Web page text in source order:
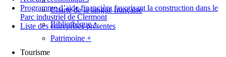
Programme d’aide financière favorisant la construction dans le
Parc industriel de Clermont
Liste des entreprises présentes
Charte de la langue française
Bibliothèque+
Patrimoine +
Tourisme